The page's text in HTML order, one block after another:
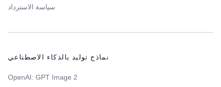
سياسة الاسترداد
نماذج توليد بالذكاء الاصطناعي
OpenAI: GPT Image 2